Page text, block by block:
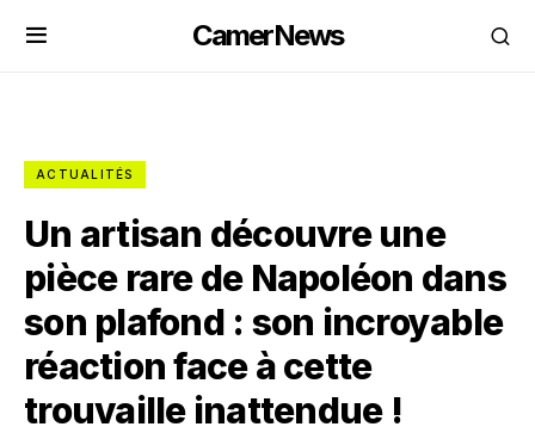
CamerNews
ACTUALITÉS
Un artisan découvre une
pièce rare de Napoléon dans
son plafond : son incroyable
réaction face à cette
trouvaille inattendue !